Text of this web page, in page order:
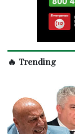
🔥 Trending